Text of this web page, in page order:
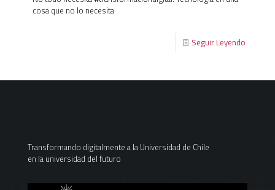
cosa que no lo necesita
Seguir Leyendo
Transformando digitalmente a la Universidad de Chile
en la universidad del futuro